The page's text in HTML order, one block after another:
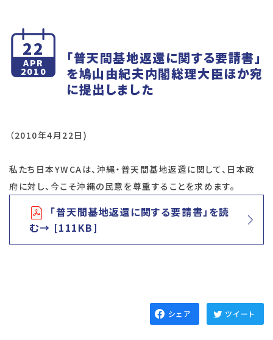
22
APR
2010
「普天間基地返還に関する要請書」
を鳩山由紀夫内閣総理大臣ほか宛
に提出しました
（2010年4月22日)
私たち日本YWCAは、沖縄・普天間基地返還に関して、日本政
府に対し、今こそ沖縄の民意を尊重することを求めます。
「普天間基地返還に関する要請書」を読
む→ [111KB]
シェア ツイート